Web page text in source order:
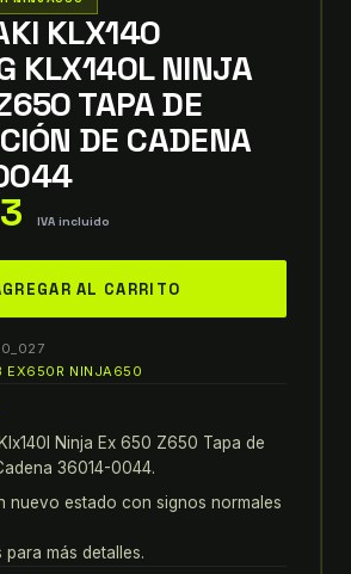
KLX140
KLX140L NINJA
TAPA DE
DE CADENA
IVA incluido
AL CARRITO
EX650R NINJA650
Ninja Ex 650 Z650 Tapa de
36014-0044.
nuevo estado con signos normales
para más detalles.